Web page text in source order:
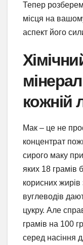
Тепер
місця на
аспект його
кожній
Мак – це не
концентрат
сирого маку
яких 18 грамів
корисних
вуглеводів
цукру. Але
грамів на 100
серед насіння